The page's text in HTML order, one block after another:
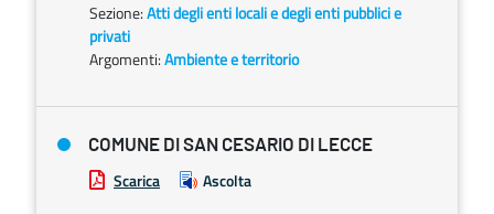
Sezione:Atti degli enti locali e degli enti pubblici e
privati
Argomenti:Ambiente e territorio
COMUNE DI SAN CESARIO DI LECCE
Scarica Ascolta